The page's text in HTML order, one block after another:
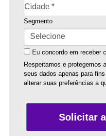
Cidade *
Cidade*
Segmento
Eu concordo em receber
Respeitamos e protegemos
seus dados apenas para
alterar suas preferências a
Solicitar